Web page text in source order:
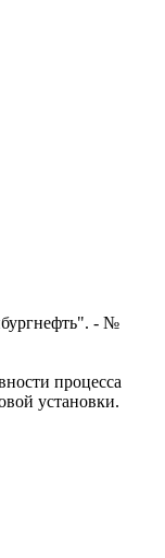
- №
процесса
установки.